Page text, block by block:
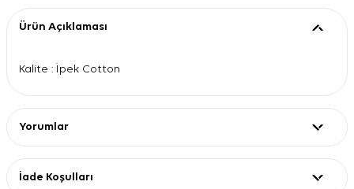
Ürün Açıklaması
Kalite : İpek Cotton
Yorumlar
İade Koşulları